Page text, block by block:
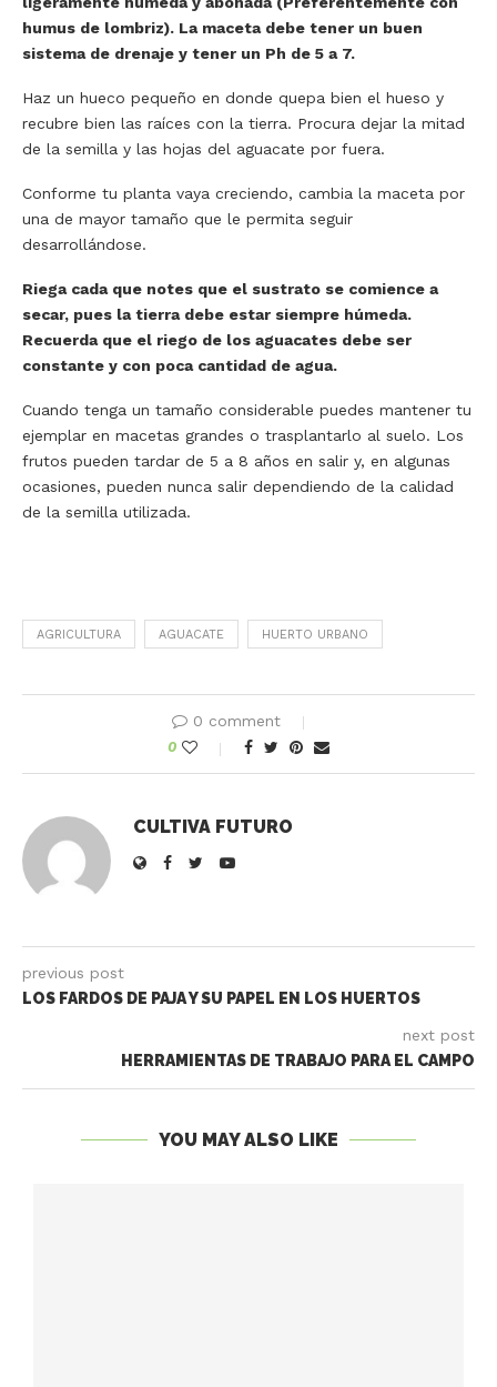
humus de lombriz). La maceta debe tener un buen
sistema de drenaje y tener un Ph de 5 a 7.
Haz un hueco pequeño en donde quepa bien el hueso y
recubre bien las raíces con la tierra. Procura dejar la mitad
de la semilla y las hojas del aguacate por fuera.
Conforme tu planta vaya creciendo, cambia la maceta por
una de mayor tamaño que le permita seguir
desarrollándose.
Riega cada que notes que el sustrato se comience a
secar, pues la tierra debe estar siempre húmeda.
Recuerda que el riego de los aguacates debe ser
constante y con poca cantidad de agua.
Cuando tenga un tamaño considerable puedes mantener tu
ejemplar en macetas grandes o trasplantarlo al suelo. Los
frutos pueden tardar de 5 a 8 años en salir y, en algunas
ocasiones, pueden nunca salir dependiendo de la calidad
de la semilla utilizada.
AGRICULTURA AGUACATE HUERTO URBANO
0 comment
0
CULTIVA FUTURO
previous post
LOS FARDOS DE PAJA Y SU PAPEL EN LOS HUERTOS
next post
HERRAMIENTAS DE TRABAJO PARA EL CAMPO
YOU MAY ALSO LIKE